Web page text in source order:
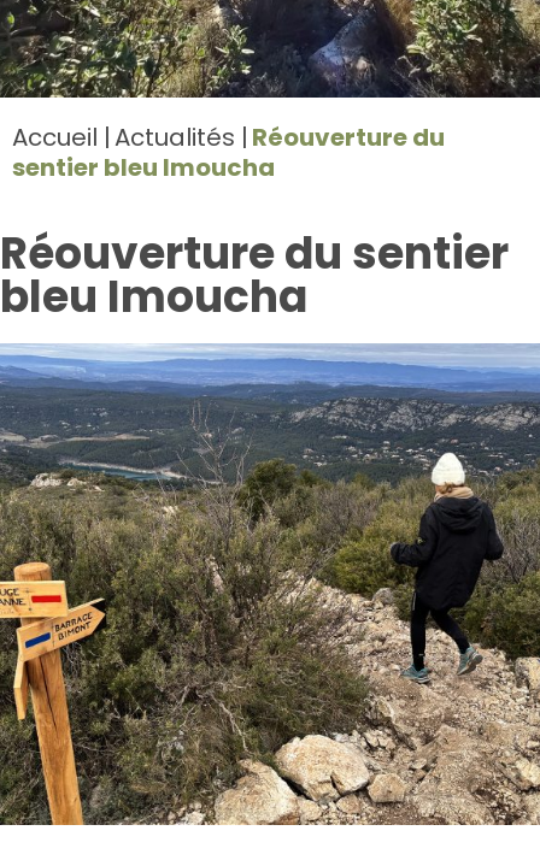
Accueil Actualités Réouverture du
sentier bleu Imoucha
Réouverture du sentier
bleu Imoucha